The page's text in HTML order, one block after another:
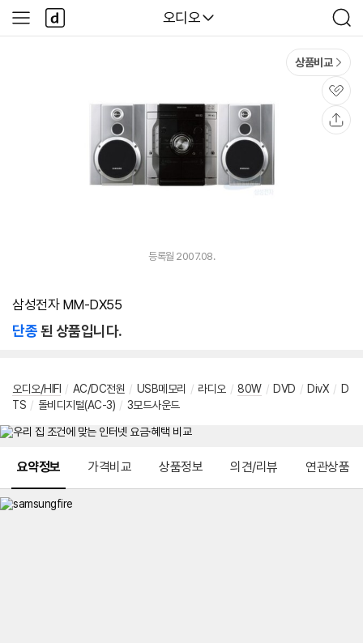
다나와
오디오
검
색
사
이
다
나
와
상품비교
관
심
등록월 2007.08.
삼성전자 MM-DX55
단종된 상품입니다.
오디오/HIFI / AC/DC전원 / USB메모리 / 라디오 / 80W / DVD / DivX / D
TS / 돌비디지털(AC-3) / 3모드사운드
요약정보 가격비교 상품정보 의견/리뷰 연관상품